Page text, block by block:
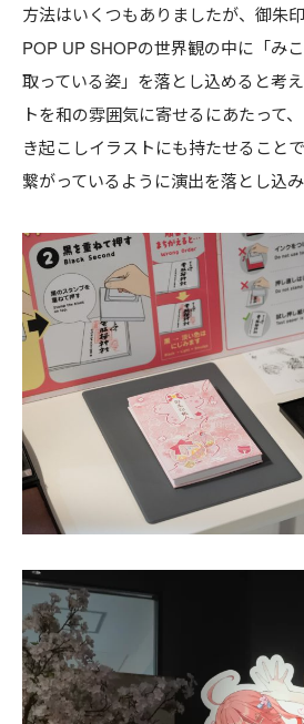
方法はいくつもありましたが、御朱
POP UP SHOPの世界観の中に「み
取っている姿」を落とし込めると考
トを和の雰囲気に寄せるにあたって
き起こしイラストにも持たせること
繋がっているように演出を落とし込み